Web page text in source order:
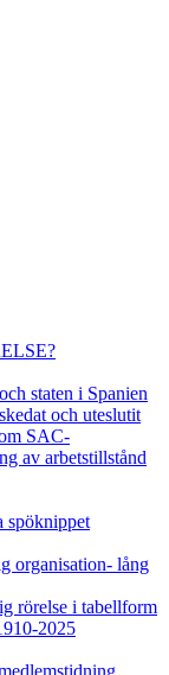
staten i Spanien
och uteslutit
SAC-
av arbetstillstånd
spöknippet
organisation- lång
rörelse i tabellform
2025